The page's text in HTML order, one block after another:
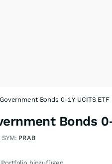
Bonds 0-1Y UCITS ETF
Bonds
SYM: PRAB
Portfolio hinzufügen